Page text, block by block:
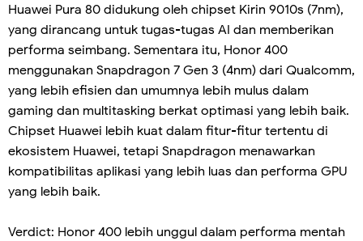
Huawei Pura 80 didukung oleh chipset Kirin 9010s (7nm),
yang dirancang untuk tugas-tugas AI dan memberikan
performa seimbang. Sementara itu, Honor 400
menggunakan Snapdragon 7 Gen 3 (4nm) dari Qualcomm,
yang lebih efisien dan umumnya lebih mulus dalam
gaming dan multitasking berkat optimasi yang lebih baik.
Chipset Huawei lebih kuat dalam fitur-fitur tertentu di
ekosistem Huawei, tetapi Snapdragon menawarkan
kompatibilitas aplikasi yang lebih luas dan performa GPU
yang lebih baik.
Verdict: Honor 400 lebih unggul dalam performa mentah